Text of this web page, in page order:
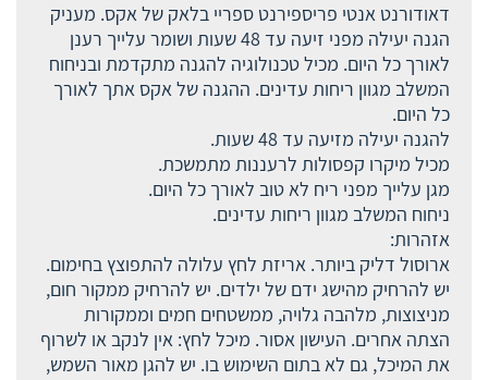
דאודורנט אנטי פריספירנט ספריי בלאק של אקס. מעניק
הגנה יעילה מפני זיעה עד 48 שעות ושומר עלייך רענן
לאורך כל היום. מכיל טכנולוגיה להגנה מתקדמת ובניחוח
המשלב מגוון ריחות עדינים. ההגנה של אקס אתך לאורך
כל היום.
להגנה יעילה מזיעה עד 48 שעות.
מכיל מיקרו קפסולות לרעננות מתמשכת.
מגן עלייך מפני ריח לא טוב לאורך כל היום.
ניחוח המשלב מגוון ריחות עדינים.
אזהרות:
ארוסול דליק ביותר. אריזת לחץ עלולה להתפוצץ בחימום.
יש להרחיק מהישג ידם של ילדים. יש להרחיק ממקור חום,
מניצוצות, מלהבה גלויה, ממשטחים חמים וממקורות
הצתה אחרים. העישון אסור. מיכל לחץ: אין לנקב או לשרוף
את המיכל, גם לא בתום השימוש בו. יש להגן מאור השמש,